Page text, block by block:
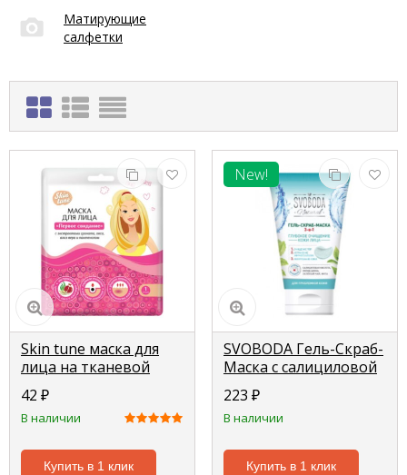
Матирующие
салфетки
Skin tune маска для
лица на тканевой
основе Первое
свидание
42 ₽
В наличии
Купить в 1 клик
New!
SVOBODA Гель-Скраб-
Маска с салициловой
кислотой 3в1 150мл
223 ₽
В наличии
Купить в 1 клик